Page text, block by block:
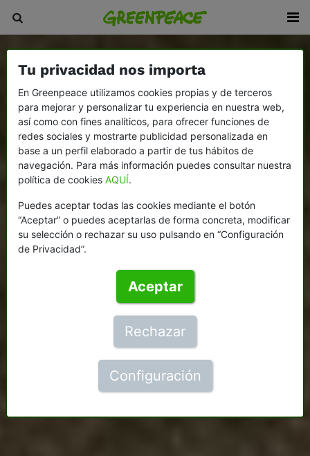
Tu privacidad nos importa
En Greenpeace utilizamos cookies propias y de terceros
para mejorar y personalizar tu experiencia en nuestra web,
así como con fines analíticos, para ofrecer funciones de
redes sociales y mostrarte publicidad personalizada en
base a un perfil elaborado a partir de tus hábitos de
navegación. Para más información puedes consultar nuestra
política de cookies AQUÍ.
Puedes aceptar todas las cookies mediante el botón
“Aceptar” o puedes aceptarlas de forma concreta, modificar
su selección o rechazar su uso pulsando en “Configuración
de Privacidad”.
Aceptar
Rechazar
Configuración